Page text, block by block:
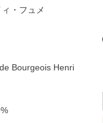
ィ・フュメ
Bourgeois Henri